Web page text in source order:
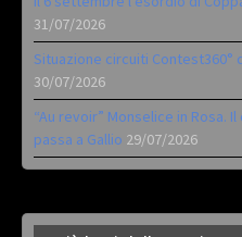
31/07/2026
Situazione circuiti Contest360°
30/07/2026
“Au revoir” Monselice in Rosa.
passa a Gallio 29/07/2026